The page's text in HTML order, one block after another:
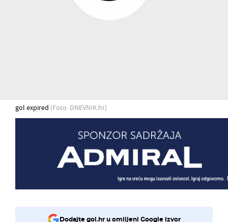
gol expired (Foto: DNEVNIK.hr)
Dodajte gol.hr u omiljeni Google izvor